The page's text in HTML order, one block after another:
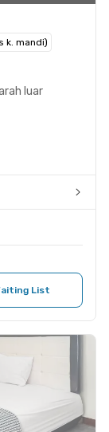
k. mandi)
luar
List